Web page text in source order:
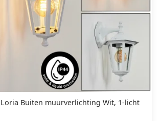
Loria Buiten muurverlichting Wit, 1-licht